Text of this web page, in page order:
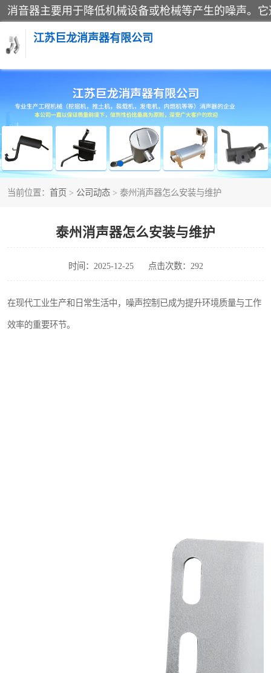
江苏巨龙消声器有限公司
当前位置： 首页 > 公司动态 > 泰州消声器怎么安装与维护
泰州消声器怎么安装与维护
时间：2025-12-25 点击次数：292
在现代工业生产和日常生活中，噪声控制已成为提升环境质量与工作
效率的重要环节。
消声器